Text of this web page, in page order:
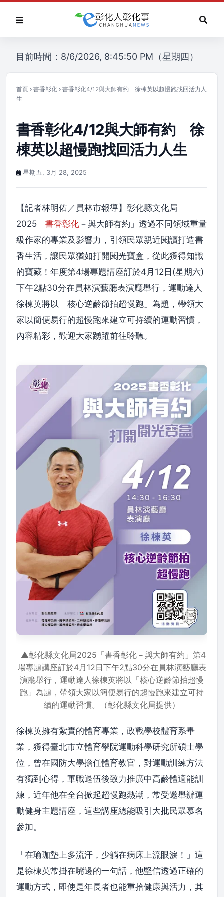
目前時間：8/6/2026, 8:45:50 PM（星期四）
首頁 書香彰化
書香彰化4/12與大師有約 徐棟英以超慢跑找回活力人
生
書香彰化4/12與大師有約 徐
棟英以超慢跑找回活力人生
星期五, 3月 28, 2025
【記者林明佑／員林市報導】彰化縣文化局
2025「 書香彰化 －與大師有約」透過不同領域重量
級作家的專業及影響力，引領民眾親近閱讀打造書
香生活，讓民眾猶如打開閱光寶盒，從此獲得知識
的寶藏！年度第4場專題講座訂於4月12日(星期六)
下午2點30分在員林演藝廳表演廳舉行，運動達人
徐棟英將以「核心逆齡節拍超慢跑」為題，帶領大
家以簡便易行的超慢跑來建立可持續的運動習慣，
內容精彩，歡迎大家踴躍前往聆聽。
▲彰化縣文化局2025「書香彰化－與大師有約」第4
場專題講座訂於4月12日下午2點30分在員林演藝廳表
演廳舉行，運動達人徐棟英將以「核心逆齡節拍超慢
跑」為題，帶領大家以簡便易行的超慢跑來建立可持
續的運動習慣。（彰化縣文化局提供）
徐棟英擁有紮實的體育專業，政戰學校體育系畢
業，獲得臺北市立體育學院運動科學研究所碩士學
位，曾在國防大學擔任體育教官，對運動訓練方法
有獨到心得，軍職退伍後致力推廣中高齡體適能訓
練，近年他在全台掀起超慢跑熱潮，常受邀舉辦運
動健身主題講座，這些講座總能吸引大批民眾慕名
參加。
「在瑜珈墊上多流汗，少躺在病床上流眼淚！」這
是徐棟英常掛在嘴邊的一句話，他堅信透過正確的
運動方式，即使是年長者也能重拾健康與活力，其